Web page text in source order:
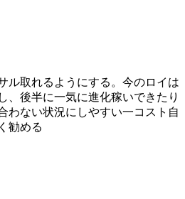
ル取れるようにする。今のロイは
、後半に一気に進化稼いできたり
わない状況にしやすい一コスト自
勧める